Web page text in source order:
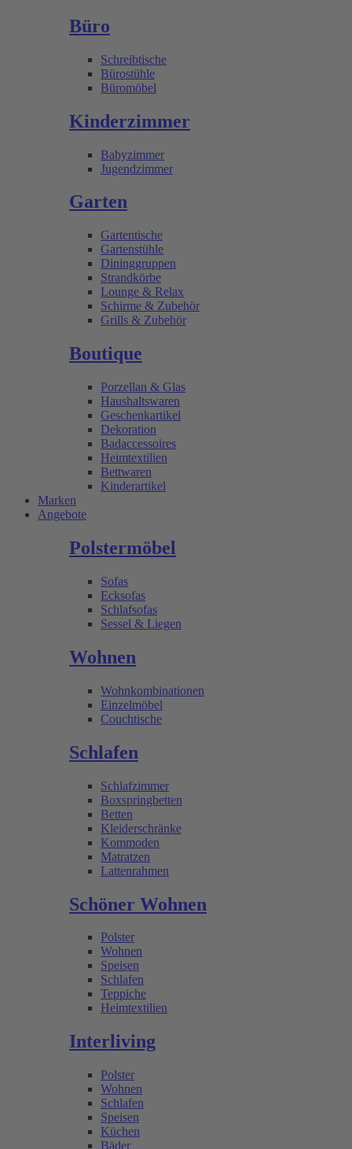
Büro
Schreibtische
Bürostühle
Büromöbel
Kinderzimmer
Babyzimmer
Jugendzimmer
Garten
Gartentische
Gartenstühle
Dininggruppen
Strandkörbe
Lounge & Relax
Schirme & Zubehör
Grills & Zubehör
Boutique
Porzellan & Glas
Haushaltswaren
Geschenkartikel
Dekoration
Badaccessoires
Heimtextilien
Bettwaren
Kinderartikel
Marken
Angebote
Polstermöbel
Sofas
Ecksofas
Schlafsofas
Sessel & Liegen
Wohnen
Wohnkombinationen
Einzelmöbel
Couchtische
Schlafen
Schlafzimmer
Boxspringbetten
Betten
Kleiderschränke
Kommoden
Matratzen
Lattenrahmen
Schöner Wohnen
Polster
Wohnen
Speisen
Schlafen
Teppiche
Heimtextilien
Interliving
Polster
Wohnen
Schlafen
Speisen
Küchen
Bäder